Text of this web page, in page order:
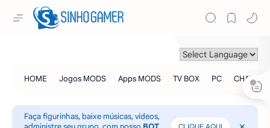
Faça figurinhas, baixe músicas, vídeos,